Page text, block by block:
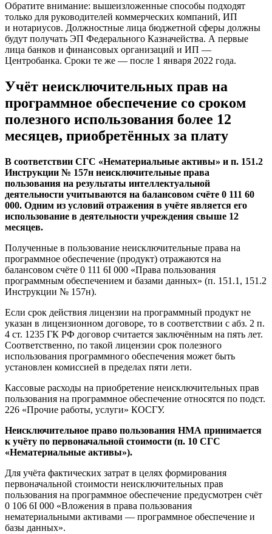
Обратите внимание: вышеизложенные способы подходят
только для руководителей коммерческих компаний, ИП
и нотариусов. Должностные лица бюджетной сферы должны
будут получать ЭП Федерального Казначейства. А первые
лица банков и финансовых организаций и ИП —
Центробанка. Сроки те же — после 1 января 2022 года.
Учёт неисключительных прав на
программное обеспечение со сроком
полезного использования более 12
месяцев, приобретённых за плату
В соответствии СГС «Нематериальные активы» и п. 151.2
Инструкции № 157н неисключительные права
пользования на результаты интеллектуальной
деятельности учитываются на балансовом счёте 0 111 60
000. Одним из условий отражения в учёте является его
использование в деятельности учреждения свыше 12
месяцев.
Полученные в пользование неисключительные права на
программное обеспечение (продукт) отражаются на
балансовом счёте 0 111 6I 000 «Права пользования
программным обеспечением и базами данных» (п. 151.1, 151.2
Инструкции № 157н).
Если срок действия лицензии на программный продукт не
указан в лицензионном договоре, то в соответствии с абз. 2 п.
4 ст. 1235 ГК РФ договор считается заключённым на пять лет.
Соответственно, по такой лицензии срок полезного
использования программного обеспечения может быть
установлен комиссией в пределах пяти лети.
Кассовые расходы на приобретение неисключительных прав
пользования на программное обеспечение относятся по подст.
226 «Прочие работы, услуги» КОСГУ.
Неисключительное право пользования НМА принимается
к учёту по первоначальной стоимости (п. 10 СГС
«Нематериальные активы»).
Для учёта фактических затрат в целях формирования
первоначальной стоимости неисключительных прав
пользования на программное обеспечение предусмотрен счёт
0 106 6I 000 «Вложения в права пользования
нематериальными активами — программное обеспечение и
базы данных».